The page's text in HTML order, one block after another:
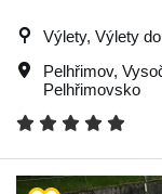
Výlety, Výlety
Pelhřimov,
Pelhřimovsko